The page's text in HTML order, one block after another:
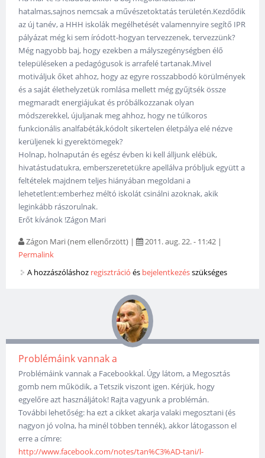
hatalmas,sajnos nemcsak a művészetoktatás területén.Kezdődik
az új tanév, a HHH iskolák megélhetését valamennyire segítő IPR
pályázat még ki sem íródott-hogyan tervezzenek, tervezzünk?
Még nagyobb baj, hogy ezekben a mályszegénységben élő
településeken a pedagógusok is arrafelé tartanak.Mivel
motiváljuk őket ahhoz, hogy az egyre rosszabbodó körülmények
és a saját élethelyzetük romlása mellett még gyűjtsék össze
megmaradt energiájukat és próbálkozzanak olyan
módszerekkel, újuljanak meg ahhoz, hogy ne túlkoros
funkcionális analfabéták,kódolt sikertelen életpálya elé nézve
kerüljenek ki gyerektömegek?
Holnap, holnapután és egész évben ki kell álljunk elébük,
hivatástudatukra, emberszeretetükre apellálva próbljuk együtt a
feltételek majdnem teljes hiányában megoldani a
lehetetlent:emberhez méltó iskolát csinálni azoknak, akik
leginkább rászorulnak.
Erőt kívánok !Zágon Mari
Zágon Mari (nem ellenőrzött) | 2011. aug. 22. - 11:42 |
Permalink
A hozzászóláshoz regisztráció és bejelentkezésszükséges
Problémáink vannak a
Problémáink vannak a Facebookkal. Úgy látom, a Megosztás
gomb nem működik, a Tetszik viszont igen. Kérjük, hogy
egyelőre azt használjátok! Rajta vagyunk a problémán.
További lehetőség: ha ezt a cikket akarja valaki megosztani (és
nagyon jó volna, ha minél többen tennék), akkor látogasson el
erre a címre:
http://www.facebook.com/notes/tan%C3%AD-tani/l-